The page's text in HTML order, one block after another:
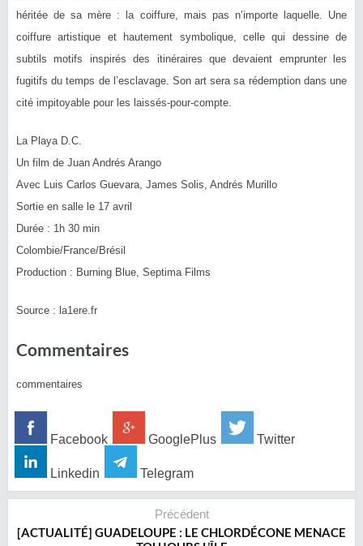
héritée de sa mère : la coiffure, mais pas n’importe laquelle. Une
coiffure artistique et hautement symbolique, celle qui dessine de
subtils motifs inspirés des itinéraires que devaient emprunter les
fugitifs du temps de l’esclavage. Son art sera sa rédemption dans une
cité impitoyable pour les laissés-pour-compte.
La Playa D.C.
Un film de Juan Andrés Arango
Avec Luis Carlos Guevara, James Solis, Andrés Murillo
Sortie en salle le 17 avril
Durée : 1h 30 min
Colombie/France/Brésil
Production : Burning Blue, Septima Films
Source : la1ere.fr
Commentaires
commentaires
Facebook GooglePlus Twitter
Linkedin Telegram
Précédent
[ACTUALITÉ] GUADELOUPE : LE CHLORDÉCONE MENACE